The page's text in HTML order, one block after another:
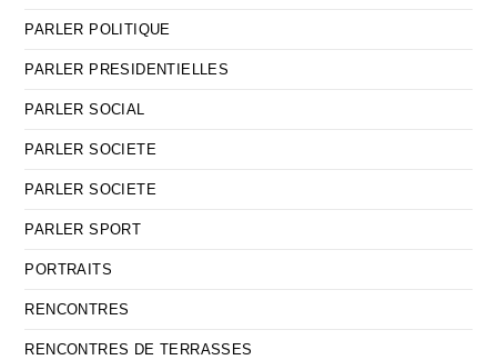
PARLER POLITIQUE
PARLER PRESIDENTIELLES
PARLER SOCIAL
PARLER SOCIETE
PARLER SOCIETE
PARLER SPORT
PORTRAITS
RENCONTRES
RENCONTRES DE TERRASSES